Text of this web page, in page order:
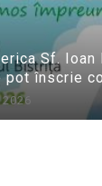
Sf. Ioan
pot înscrie